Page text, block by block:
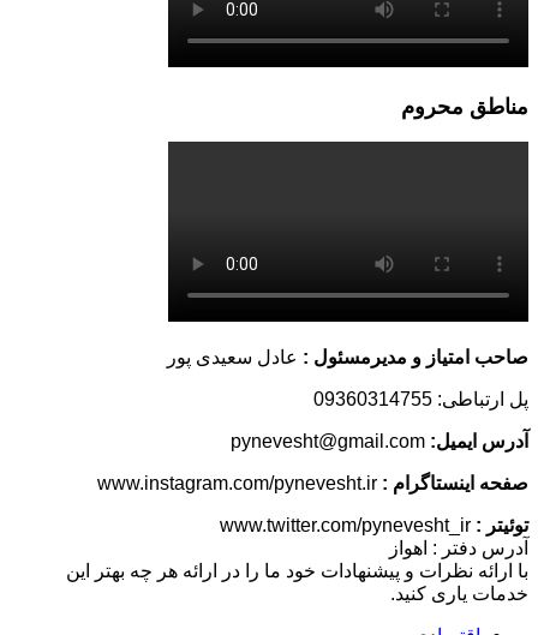
مناطق محروم
صاحب امتیاز و مدیرمسئول : عادل سعیدی پور
پل ارتباطی: 09360314755
آدرس ایمیل:
صفحه اینستاگرام :
توئیتر :
آدرس دفتر : اهواز
با ارائه نظرات و پیشنهادات خود ما را در ارائه هر چه بهتر این
خدمات یاری کنید.